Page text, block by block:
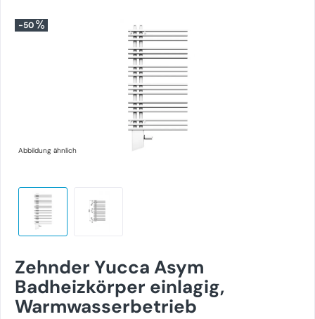
-50
Abbildung ähnlich
Zehnder Yucca Asym
Badheizkörper einlagig,
Warmwasserbetrieb